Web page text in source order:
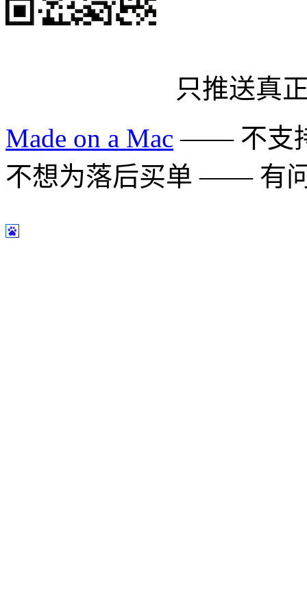
只推送真
Made on a Mac —— 不支
不想为落后买单 —— 有